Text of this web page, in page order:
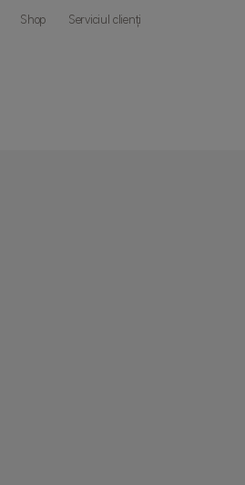
Shop Serviciul clienți